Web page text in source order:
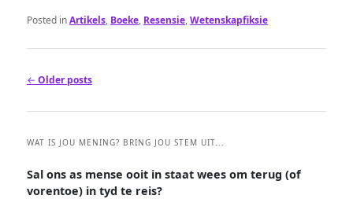
Posted inArtikels, Boeke, Resensie,Wetenskapfiksie
Post
← Older posts
WAT IS JOU MENING? BRING JOU STEM UIT...
Sal ons as mense ooit in staat wees om terug (of
vorentoe) in tyd te reis?